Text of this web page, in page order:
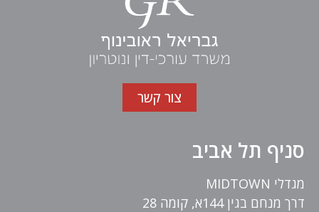
סניף תל אביב
מגדלי MIDTOWN
דרך מנחם בגין 144א, קומה 28
צור קשר